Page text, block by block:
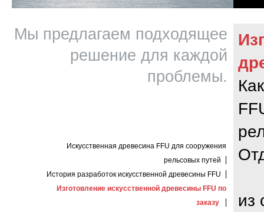
Искусственная древесина FFU для сооружения
рельсовых путей
История разработок искусственной древесины FFU
Изготовление искусственной древесины FFU по
заказу
Мы предлагаем подходящее
решение для каждой
проблемы.
из